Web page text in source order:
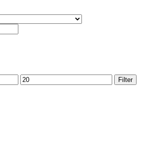
Max.
Preis
Filter